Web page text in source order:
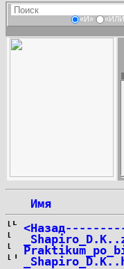
«И»
Имя